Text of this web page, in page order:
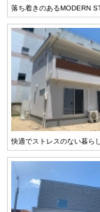
落ち着きのあるMODERN
快適でストレスのない暮ら